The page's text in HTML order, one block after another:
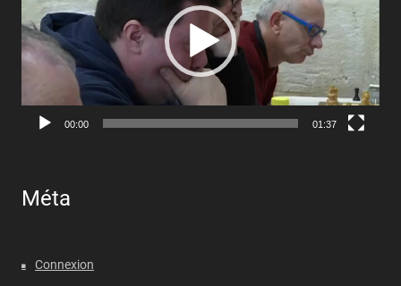
00:00 01:37
Méta
Connexion